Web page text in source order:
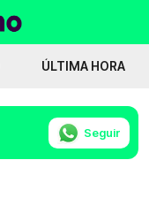
ÚLTIMA HORA
Seguir